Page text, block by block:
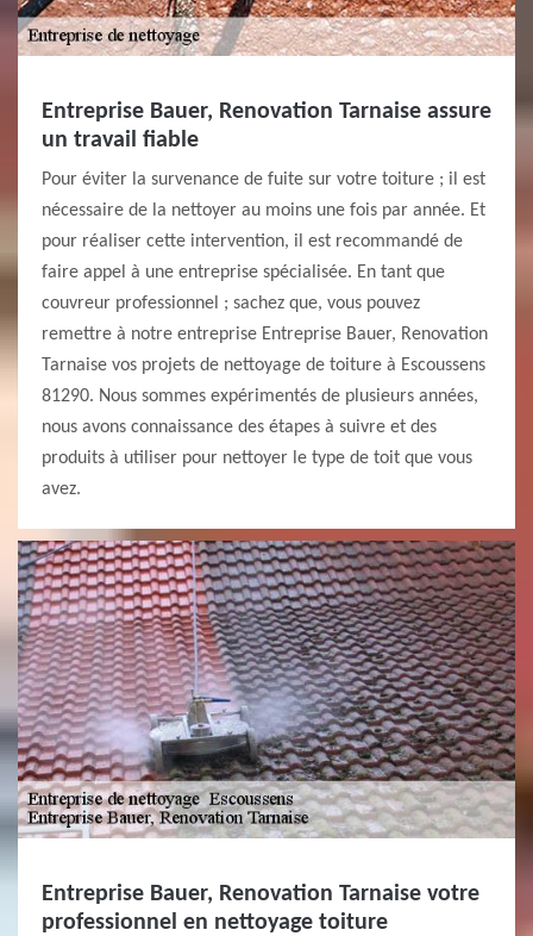
Entreprise Bauer, Renovation Tarnaise assure
un travail fiable
Pour éviter la survenance de fuite sur votre toiture ; il est
nécessaire de la nettoyer au moins une fois par année. Et
pour réaliser cette intervention, il est recommandé de
faire appel à une entreprise spécialisée. En tant que
couvreur professionnel ; sachez que, vous pouvez
remettre à notre entreprise Entreprise Bauer, Renovation
Tarnaise vos projets de nettoyage de toiture à Escoussens
81290. Nous sommes expérimentés de plusieurs années,
nous avons connaissance des étapes à suivre et des
produits à utiliser pour nettoyer le type de toit que vous
avez.
Entreprise Bauer, Renovation Tarnaise votre
professionnel en nettoyage toiture